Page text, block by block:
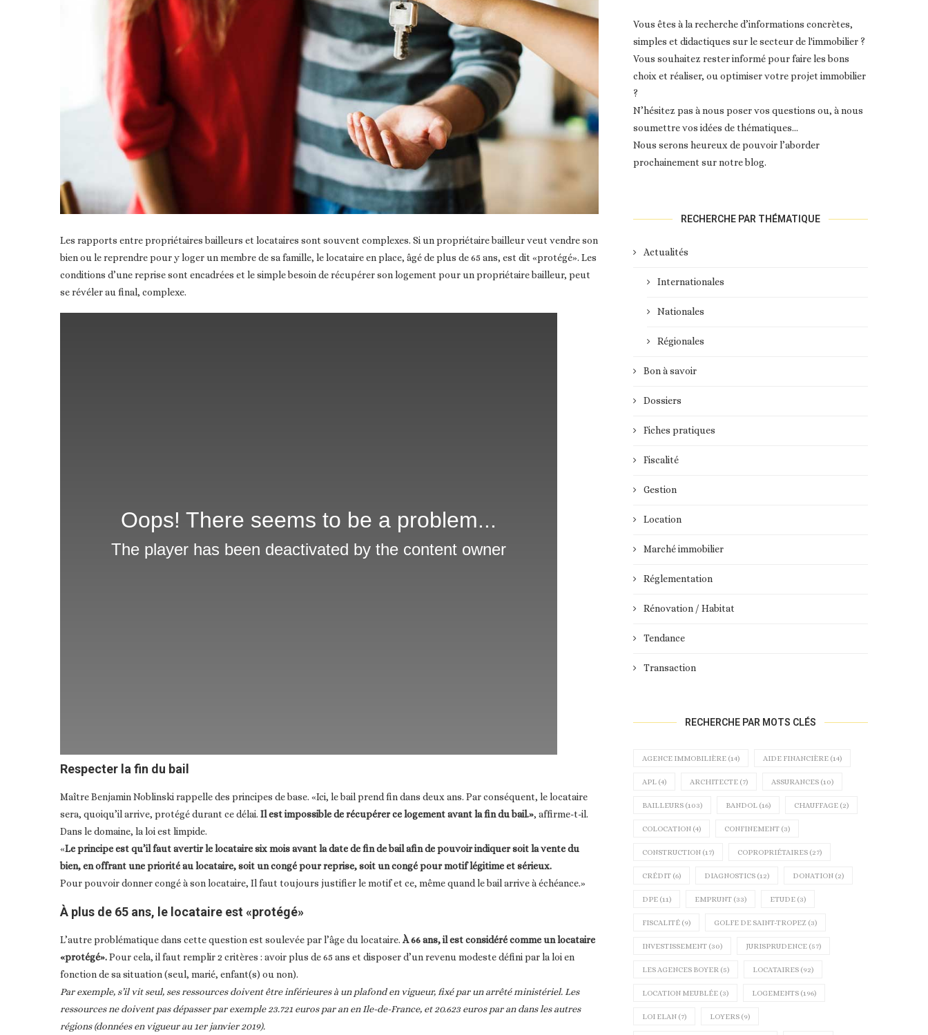
Les rapports entre propriétaires bailleurs et locataires sont souvent complexes. Si un propriétaire bailleur veut vendre son
bien ou le reprendre pour y loger un membre de sa famille, le locataire en place, âgé de plus de 65 ans, est dit «protégé». Les
conditions d’une reprise sont encadrées et le simple besoin de récupérer son logement pour un propriétaire bailleur, peut
se révéler au final, complexe.
Respecter la fin du bail
Maître Benjamin Noblinski rappelle des principes de base. «Ici, le bail prend fin dans deux ans. Par conséquent, le locataire
sera, quoiqu’il arrive, protégé durant ce délai. Il est impossible de récupérer ce logement avant la fin du bail.», affirme-t-il.
Dans le domaine, la loi est limpide.
«Le principe est qu’il faut avertir le locataire six mois avant la date de fin de bail afin de pouvoir indiquer soit la vente du
bien, en offrant une priorité au locataire, soit un congé pour reprise, soit un congé pour motif légitime et sérieux.
Pour pouvoir donner congé à son locataire, Il faut toujours justifier le motif et ce, même quand le bail arrive à échéance.»
À plus de 65 ans, le locataire est «protégé»
L’autre problématique dans cette question est soulevée par l’âge du locataire. À 66 ans, il est considéré comme un locataire
«protégé».Pour cela, il faut remplir 2 critères : avoir plus de 65 ans et disposer d’un revenu modeste défini par la loi en
fonction de sa situation (seul, marié, enfant(s) ou non).
Par exemple, s’il vit seul, ses ressources doivent être inférieures à un plafond en vigueur, fixé par un arrêté ministériel. Les
ressources ne doivent pas dépasser par exemple 23.721 euros par an en Ile-de-France, et 20.623 euros par an dans les autres
régions (données en vigueur au 1er janvier 2019).
Vous êtes à la recherche d’informations concrètes,
simples et didactiques sur le secteur de l'immobilier ?
Vous souhaitez rester informé pour faire les bons
choix et réaliser, ou optimiser votre projet immobilier
?
N’hésitez pas à nous poser vos questions ou, à nous
soumettre vos idées de thématiques…
Nous serons heureux de pouvoir l’aborder
prochainement sur notre blog.
RECHERCHE PAR THÉMATIQUE
Actualités
Internationales
Nationales
Régionales
Bon à savoir
Dossiers
Fiches pratiques
Fiscalité
Gestion
Location
Marché immobilier
Réglementation
Rénovation / Habitat
Tendance
Transaction
RECHERCHE PAR MOTS CLÉS
AGENCE IMMOBILIÈRE (14) AIDE FINANCIÈRE (14)
APL (4) ARCHITECTE (7) ASSURANCES (10)
BAILLEURS (103) BANDOL (16) CHAUFFAGE (2)
COLOCATION (4) CONFINEMENT (3)
CONSTRUCTION (17) COPROPRIÉTAIRES (27)
CRÉDIT (6) DIAGNOSTICS (12) DONATION (2)
DPE (11) EMPRUNT (33) ETUDE (3)
FISCALITÉ (9) GOLFE DE SAINT-TROPEZ (3)
INVESTISSEMENT (30) JURISPRUDENCE (57)
LES AGENCES BOYER (5) LOCATAIRES (92)
LOCATION MEUBLÉE (3) LOGEMENTS (196)
LOI ELAN (7) LOYERS (9)